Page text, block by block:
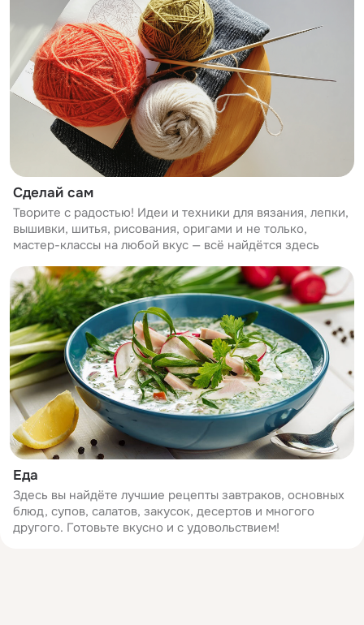
Сделай сам
Творите с радостью! Идеи и техники для вязания, лепки,
вышивки, шитья, рисования, оригами и не только,
мастер-классы на любой вкус — всё найдётся здесь
Еда
Здесь вы найдёте лучшие рецепты завтраков, основных
блюд, супов, салатов, закусок, десертов и многого
другого. Готовьте вкусно и с удовольствием!